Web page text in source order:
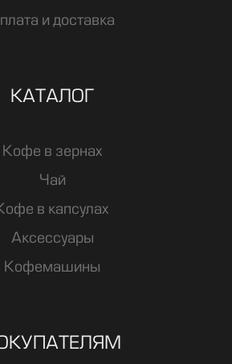
и доставка
КАТАЛОГ
Кофе в зернах
Чай
в капсулах
Аксессуары
Кофемашины